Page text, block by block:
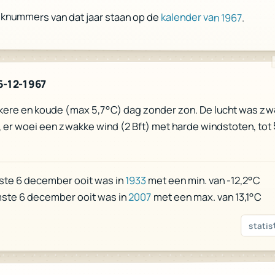
van dat jaar staan op de kalender van 1967.
12-1967
en koude (max 5,7°C) dag zonder zon. De lucht was
woei een zwakke wind (2 Bft) met harde windstoten, tot
6 december ooit was in1933met een min. van -12,2°C
6 december ooit was in2007 met een max. van 13,1°C